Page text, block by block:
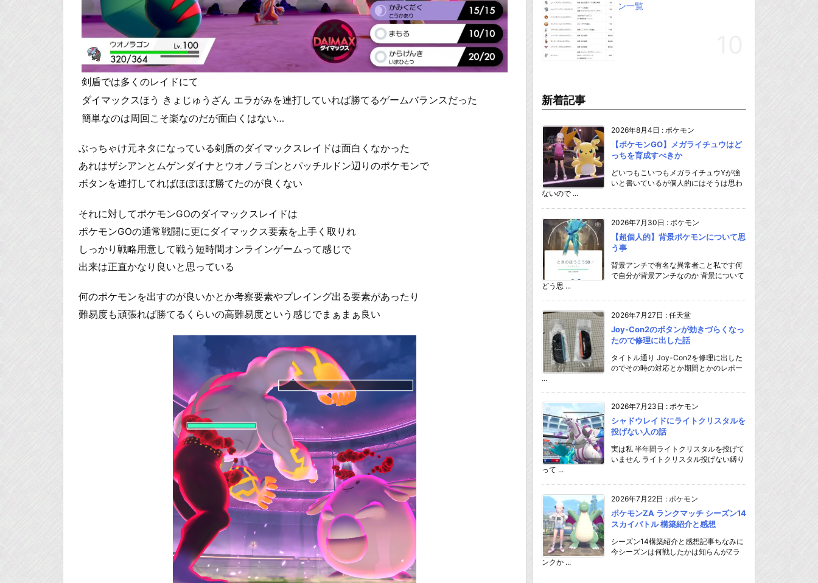
剣盾では多くのレイドにて
ダイマックスほう きょじゅうざん エラがみを連打していれば勝てるゲームバランスだった
簡単なのは周回こそ楽なのだが面白くはない…
ぶっちゃけ元ネタになっている剣盾のダイマックスレイドは面白くなかった
あれはザシアンとムゲンダイナとウオノラゴンとパッチルドン辺りのポケモンで
ボタンを連打してればほぼほぼ勝てたのが良くない
それに対してポケモンGOのダイマックスレイドは
ポケモンGOの通常戦闘に更にダイマックス要素を上手く取りれ
しっかり戦略用意して戦う短時間オンラインゲームって感じで
出来は正直かなり良いと思っている
何のポケモンを出すのが良いかとか考察要素やプレイング出る要素があったり
難易度も頑張れば勝てるくらいの高難易度という感じでまぁまぁ良い
ン一覧
新着記事
2026年8月4日 : ポケモン
【ポケモンGO】メガライチュウはど
っちを育成すべきか
どいつもこいつもメガライチュウYが強
いと書いているが個人的にはそうは思わ
ないので ...
2026年7月30日 : ポケモン
【超個人的】背景ポケモンについて思
う事
背景アンチで有名な異常者こと私です何
で自分が背景アンチなのか 背景について
どう思 ...
2026年7月27日 : 任天堂
Joy-Con2のボタンが効きづらくなっ
たので修理に出した話
タイトル通り Joy-Con2を修理に出した
のでその時の対応とか期間とかのレポー
...
2026年7月23日 : ポケモン
シャドウレイドにライトクリスタルを
投げない人の話
実は私 半年間ライトクリスタルを投げて
いません ライトクリスタル投げない縛り
って ...
2026年7月22日 : ポケモン
ポケモンZA ランクマッチ シーズン14
スカイバトル 構築紹介と感想
シーズン14構築紹介と感想記事ちなみに
今シーズンは何戦したかは知らんがZラ
ンクか ...